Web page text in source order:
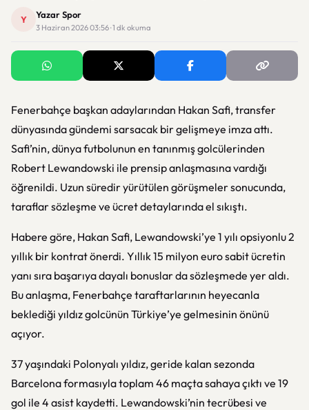
Y Yazar Spor
3 Haziran 2026 03:56 · 1 dk okuma
Fenerbahçe başkan adaylarından Hakan Safi, transfer
dünyasında gündemi sarsacak bir gelişmeye imza attı.
Safi’nin, dünya futbolunun en tanınmış golcülerinden
Robert Lewandowski ile prensip anlaşmasına vardığı
öğrenildi. Uzun süredir yürütülen görüşmeler sonucunda,
taraflar sözleşme ve ücret detaylarında el sıkıştı.
Habere göre, Hakan Safi, Lewandowski’ye 1 yılı opsiyonlu 2
yıllık bir kontrat önerdi. Yıllık 15 milyon euro sabit ücretin
yanı sıra başarıya dayalı bonuslar da sözleşmede yer aldı.
Bu anlaşma, Fenerbahçe taraftarlarının heyecanla
beklediği yıldız golcünün Türkiye’ye gelmesinin önünü
açıyor.
37 yaşındaki Polonyalı yıldız, geride kalan sezonda
Barcelona formasıyla toplam 46 maçta sahaya çıktı ve 19
gol ile 4 asist kaydetti. Lewandowski’nin tecrübesi ve